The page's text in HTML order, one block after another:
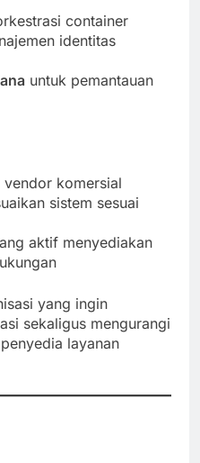
container
identitas
untuk pemantauan
komersial
sistem sesuai
aktif menyediakan
yang ingin
sekaligus mengurangi
layanan